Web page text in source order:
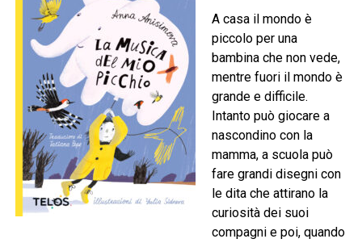
A casa il mondo è
piccolo per una
bambina che non vede,
mentre fuori il mondo è
grande e difficile.
Intanto può giocare a
nascondino con la
mamma, a scuola può
fare grandi disegni con
le dita che attirano la
curiosità dei suoi
compagni e poi, quando